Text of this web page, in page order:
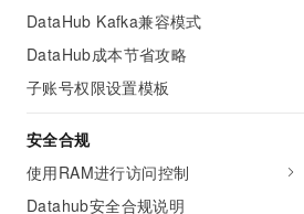
DataHub Kafka兼容模式
DataHub成本节省攻略
子账号权限设置模板
安全合规
使用RAM进行访问控制
Datahub安全合规说明